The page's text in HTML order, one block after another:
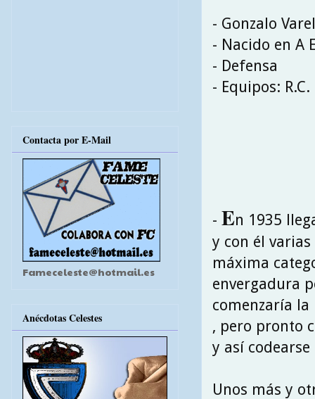
- Gonzalo
- Nacido en A
- Defensa
- Equipos:
- En 1935
y con él
máxima
envergadura
comenzaría la
, pero pronto
y así
Unos más y
Contacta por E-Mail
Fameceleste@hotmail.es
Anécdotas Celestes